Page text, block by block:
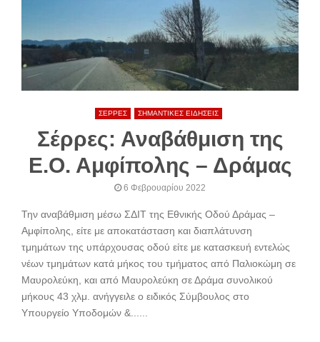
ΣΕΡΡΕΣ ΣΗΜΑΝΤΙΚΕΣ ΕΙΔΗΣΕΙΣ
Σέρρες: Αναβάθμιση της
Ε.Ο. Αμφίπολης – Δράμας
6 Φεβρουαρίου 2022
Την αναβάθμιση μέσω ΣΔΙΤ της Εθνικής Οδού Δράμας –
Αμφίπολης, είτε με αποκατάσταση και διαπλάτυνση
τμημάτων της υπάρχουσας οδού είτε με κατασκευή εντελώς
νέων τμημάτων κατά μήκος του τμήματος από Παλιοκώμη σε
Μαυρολεύκη, και από Μαυρολεύκη σε Δράμα συνολικού
μήκους 43 χλμ. ανήγγειλε ο ειδικός Σύμβουλος στο
Υπουργείο Υποδομών &......